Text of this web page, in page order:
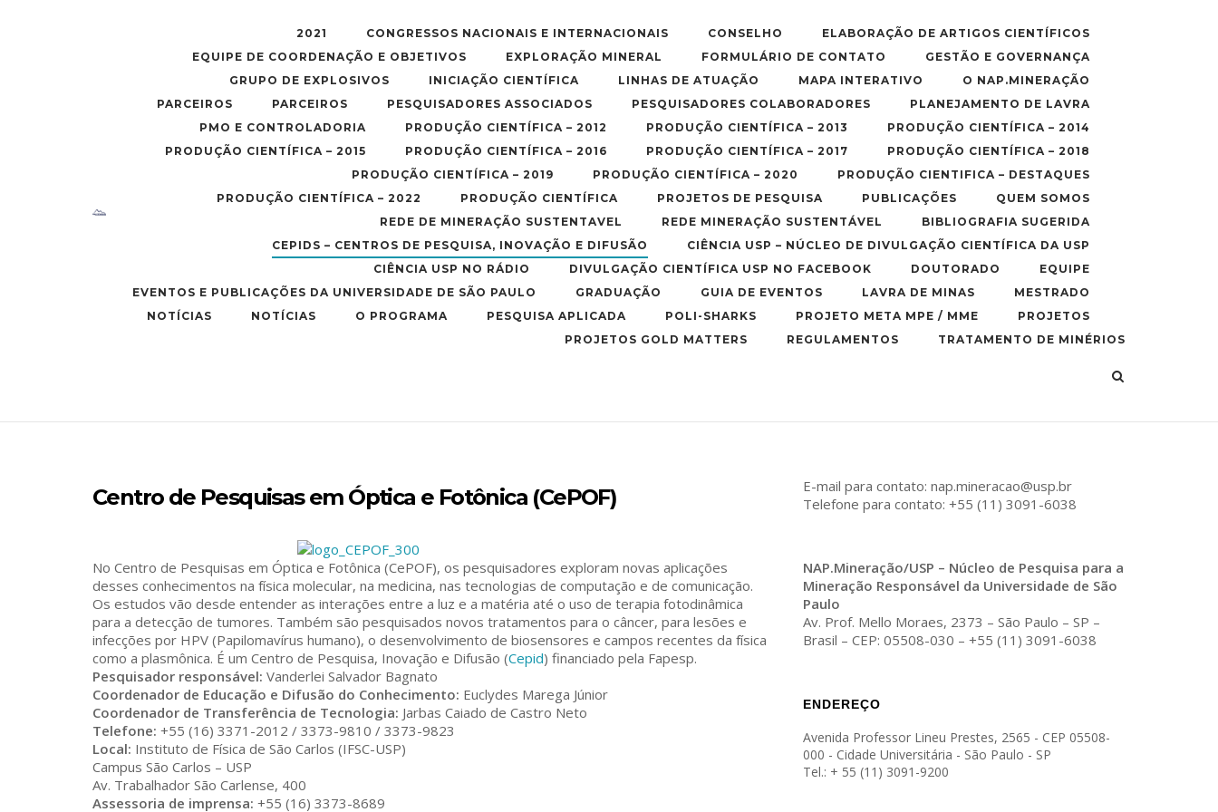
2021 CONGRESSOS NACIONAIS E INTERNACIONAIS CONSELHO
ELABORAÇÃO DE ARTIGOS CIENTÍFICOS
EQUIPE DE COORDENAÇÃO E OBJETIVOS
EXPLORAÇÃO MINERAL FORMULÁRIO DE CONTATO
GESTÃO E GOVERNANÇA
GRUPO DE EXPLOSIVOS
INICIAÇÃO CIENTÍFICA LINHAS DE ATUAÇÃO MAPA INTERATIVO
O NAP.MINERAÇÃO
PARCEIROS
PARCEIROS PESQUISADORES ASSOCIADOS PESQUISADORES COLABORADORES
PLANEJAMENTO DE LAVRA
PMO E CONTROLADORIA
PRODUÇÃO CIENTÍFICA – 2012 PRODUÇÃO CIENTÍFICA – 2013
PRODUÇÃO CIENTÍFICA – 2014
PRODUÇÃO CIENTÍFICA – 2015
PRODUÇÃO CIENTÍFICA – 2016 PRODUÇÃO CIENTÍFICA – 2017
PRODUÇÃO CIENTÍFICA – 2018
PRODUÇÃO CIENTÍFICA – 2019
PRODUÇÃO CIENTÍFICA – 2020
PRODUÇÃO CIENTIFICA – DESTAQUES
PRODUÇÃO CIENTÍFICA – 2022
PRODUÇÃO CIENTÍFICA PROJETOS DE PESQUISA PUBLICAÇÕES
QUEM SOMOS
REDE DE MINERAÇÃO SUSTENTAVEL
REDE MINERAÇÃO SUSTENTÁVEL
BIBLIOGRAFIA SUGERIDA
CEPIDS – CENTROS DE PESQUISA, INOVAÇÃO E DIFUSÃO
CIÊNCIA USP – NÚCLEO DE DIVULGAÇÃO CIENTÍFICA DA USP
CIÊNCIA USP NO RÁDIO
DIVULGAÇÃO CIENTÍFICA USP NO FACEBOOK DOUTORADO
EQUIPE
EVENTOS E PUBLICAÇÕES DA UNIVERSIDADE DE SÃO PAULO
GRADUAÇÃO GUIA DE EVENTOS LAVRA DE MINAS
MESTRADO
NOTÍCIAS
NOTÍCIAS O PROGRAMA PESQUISA APLICADA POLI-SHARKS PROJETO META MPE / MME
PROJETOS
PROJETOS GOLD MATTERS
REGULAMENTOS TRATAMENTO DE MINÉRIOS
Centro de Pesquisas em Óptica e Fotônica (CePOF)
No Centro de Pesquisas em Óptica e Fotônica (CePOF), os pesquisadores exploram novas aplicações
desses conhecimentos na física molecular, na medicina, nas tecnologias de computação e de comunicação.
Os estudos vão desde entender as interações entre a luz e a matéria até o uso de terapia fotodinâmica
para a detecção de tumores. Também são pesquisados novos tratamentos para o câncer, para lesões e
infecções por HPV (Papilomavírus humano), o desenvolvimento de biosensores e campos recentes da física
como a plasmônica. É um Centro de Pesquisa, Inovação e Difusão (Cepid) financiado pela Fapesp.
Pesquisador responsável: Vanderlei Salvador Bagnato
Coordenador de Educação e Difusão do Conhecimento: Euclydes Marega Júnior
Coordenador de Transferência de Tecnologia: Jarbas Caiado de Castro Neto
Telefone: +55 (16) 3371-2012 / 3373-9810 / 3373-9823
Local: Instituto de Física de São Carlos (IFSC-USP)
Campus São Carlos – USP
Av. Trabalhador São Carlense, 400
Assessoria de imprensa: +55 (16) 3373-8689
E-mail para contato: nap.mineracao@usp.br
Telefone para contato: +55 (11) 3091-6038
NAP.Mineração/USP – Núcleo de Pesquisa para a
Mineração Responsável da Universidade de São
Paulo
Av. Prof. Mello Moraes, 2373 – São Paulo – SP –
Brasil – CEP: 05508-030 – +55 (11) 3091-6038
ENDEREÇO
Avenida Professor Lineu Prestes, 2565 - CEP 05508-
000 - Cidade Universitária - São Paulo - SP
Tel.: + 55 (11) 3091-9200